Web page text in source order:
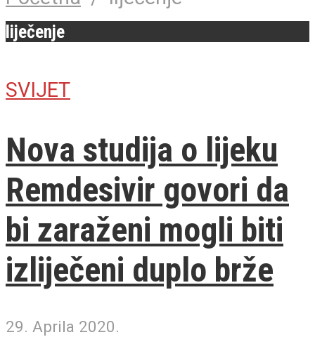
liječenje
SVIJET
Nova studija o lijeku
Remdesivir govori da
bi zaraženi mogli biti
izliječeni duplo brže
29. Aprila 2020.